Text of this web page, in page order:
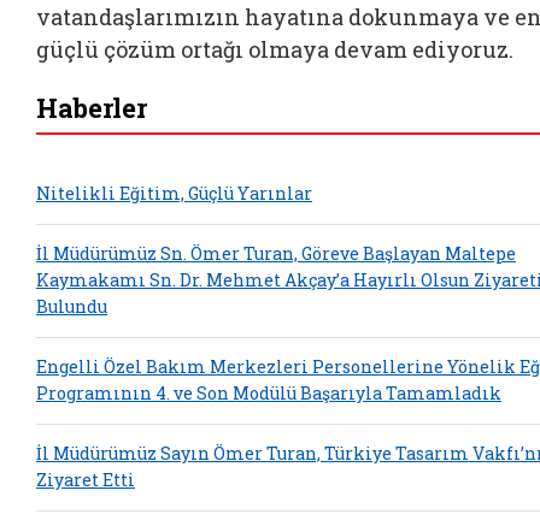
vatandaşlarımızın hayatına dokunmaya ve
güçlü çözüm ortağı olmaya devam ediyoruz.
Haberler
Nitelikli Eğitim, Güçlü Yarınlar
İl Müdürümüz Sn. Ömer Turan, Göreve Başlayan Maltepe
Kaymakamı Sn. Dr. Mehmet Akçay’a Hayırlı Olsun
Bulundu
Engelli Özel Bakım Merkezleri Personellerine Yönelik
Programının 4. ve Son Modülü Başarıyla Tamamladık
İl Müdürümüz Sayın Ömer Turan, Türkiye Tasarım
Ziyaret Etti